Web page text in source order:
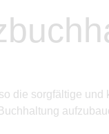
die sorgfältige